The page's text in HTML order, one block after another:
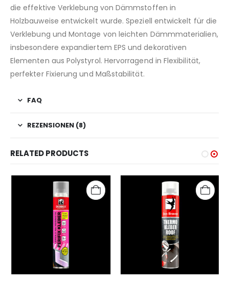
die effektive Verklebung von Dämmstoffen in
Holzbauweise entwickelt wurde. Speziell entwickelt für die
Verklebung und Montage von leichten Dämmmaterialien,
insbesondere expandiertem EPS und dekorativen
Elementen aus Polystyrol. Hervorragend in Flexibilität,
perfekter Fixierung und Maßstabilität.
FAQ
REZENSIONEN (8)
RELATED PRODUCTS